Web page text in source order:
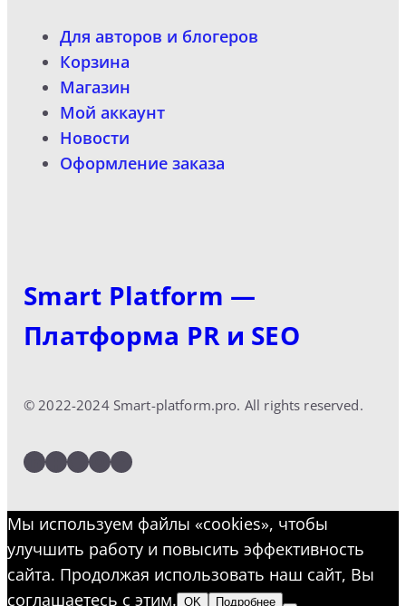
Для авторов и блогеров
Корзина
Магазин
Мой аккаунт
Новости
Оформление заказа
Smart Platform —
Платформа PR и SEO
© 2022-2024 Smart-platform.pro. All rights reserved.
LinkedIn
Facebook
Twitter
Instagram
YouTube
Мы используем файлы «cookies», чтобы
улучшить работу и повысить эффективность
сайта. Продолжая использовать наш сайт, Вы
соглашаетесь с этим. OK Подробнее